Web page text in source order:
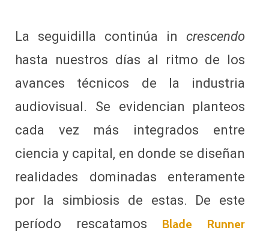
La seguidilla continúa increscendo
hasta nuestros días al ritmo de los
avances técnicos de la industria
audiovisual. Se evidencian planteos
cada vez más integrados entre
ciencia y capital, en donde se diseñan
realidades dominadas enteramente
por la simbiosis de estas. De este
período rescatamos
Blade Runner